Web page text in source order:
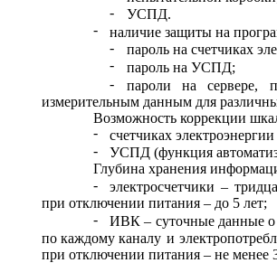
-
УСПД.
-
наличие защиты на
-
пароль на счетчиках
-
пароль на УСПД;
-
пароли на сервере,
измерительным данным для
Возможность коррекции
-
счетчиках
-
УСПД (функция
Глубина хранения
-
электросчетчики –
при отключении питания – до 5 лет;
-
ИВК – суточные данные о
по каждому каналу и
при отключении питания – не менее